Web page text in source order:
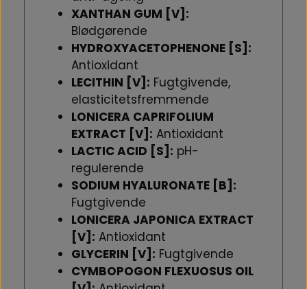
XANTHAN GUM [V]:
Blødgørende
HYDROXYACETOPHENONE [S]:
Antioxidant
LECITHIN [V]: Fugtgivende,
elasticitetsfremmende
LONICERA CAPRIFOLIUM
EXTRACT [V]: Antioxidant
LACTIC ACID [S]: pH-
regulerende
SODIUM HYALURONATE [B]:
Fugtgivende
LONICERA JAPONICA EXTRACT
[V]: Antioxidant
GLYCERIN [V]: Fugtgivende
CYMBOPOGON FLEXUOSUS OIL